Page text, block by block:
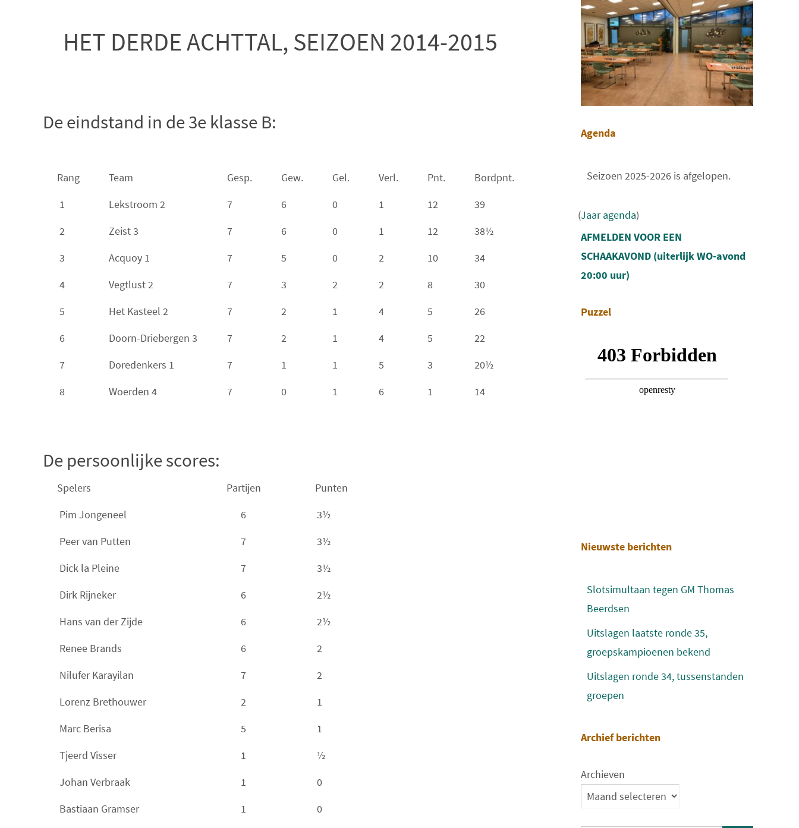
HET DERDE ACHTTAL, SEIZOEN 2014-2015
De eindstand in de 3e klasse B:
Rang Team Gesp. Gew. Gel. Verl. Pnt.
Bordpnt.
1
Lekstroom 2 7 6 0 1 12
39
2
Zeist 3 7 6 0 1 12
38½
3
Acquoy 1 7 5 0 2 10
34
4
Vegtlust 2 7 3 2 2 8
30
5
Het Kasteel 2 7 2 1 4 5
26
6
Doorn-Driebergen 3 7 2 1 4 5
22
7
Doredenkers 1 7 1 1 5 3
20½
8
Woerden 4 7 0 1 6 1 14
De persoonlijke scores:
Spelers Partijen
Punten
Pim Jongeneel
6
3½
Peer van Putten
7
3½
Dick la Pleine
7
3½
Dirk Rijneker
6
2½
Hans van der Zijde
6
2½
Renee Brands
6
2
Nilufer Karayilan
7
2
Lorenz Brethouwer
2
1
Marc Berisa
5
1
Tjeerd Visser
1
½
Johan Verbraak
1
0
Bastiaan Gramser
1
0
Agenda
Seizoen 2025-2026 is afgelopen.
(Jaar agenda)
AFMELDEN VOOR EEN
SCHAAKAVOND (uiterlijk WO-avond
20:00 uur)
Puzzel
Nieuwste berichten
Slotsimultaan tegen GM Thomas
Beerdsen
Uitslagen laatste ronde 35,
groepskampioenen bekend
Uitslagen ronde 34, tussenstanden
groepen
Archief berichten
Archieven